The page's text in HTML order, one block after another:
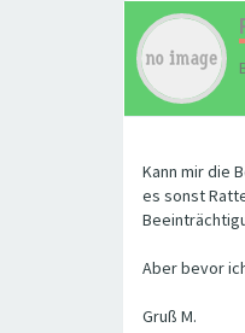
Kann mir die
es sonst
Aber bevor
Gruß M.